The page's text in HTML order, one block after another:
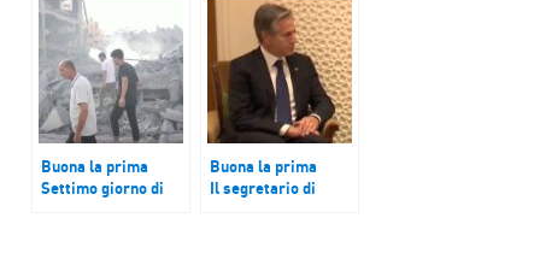
dell’attacco di
Hamas contro
Israele è “senza
precedenti”
Buona la prima
Settimo giorno di
Buona la prima
Il segretario di